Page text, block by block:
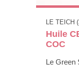
LE TEICH
Huile
COC
Le Green